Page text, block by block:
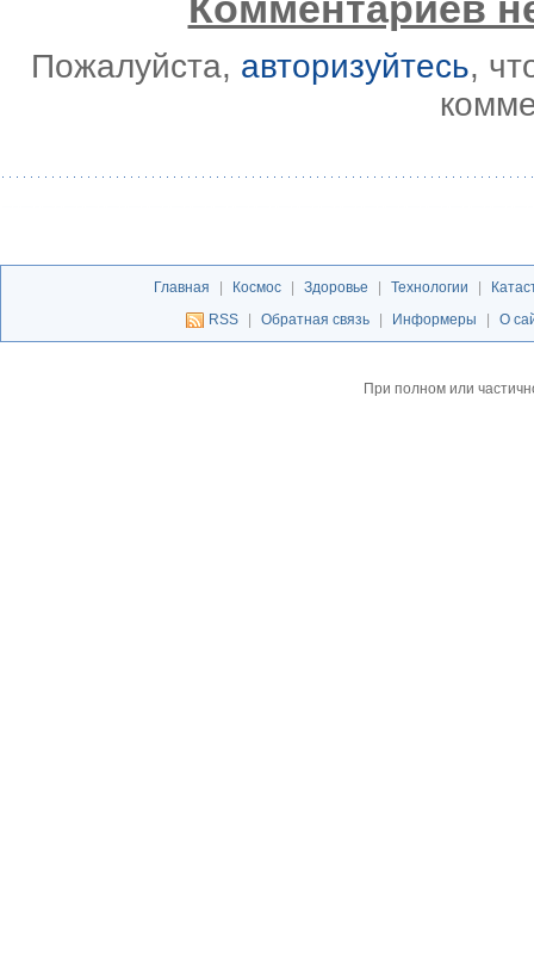
Пожалуйста, авторизуйтесь,
Главная | Космос | Здоровье | Технологии |
RSS
| Обратная связь | Информеры | О
При полном или